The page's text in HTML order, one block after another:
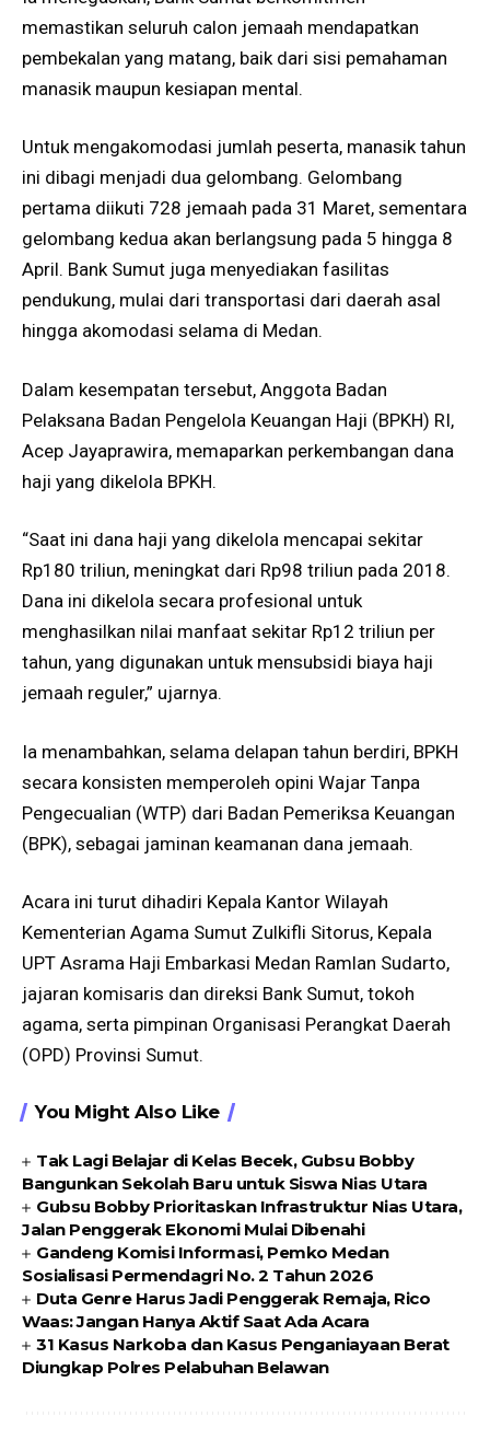
memastikan seluruh calon jemaah mendapatkan
pembekalan yang matang, baik dari sisi pemahaman
manasik maupun kesiapan mental.
Untuk mengakomodasi jumlah peserta, manasik tahun
ini dibagi menjadi dua gelombang. Gelombang
pertama diikuti 728 jemaah pada 31 Maret, sementara
gelombang kedua akan berlangsung pada 5 hingga 8
April. Bank Sumut juga menyediakan fasilitas
pendukung, mulai dari transportasi dari daerah asal
hingga akomodasi selama di Medan.
Dalam kesempatan tersebut, Anggota Badan
Pelaksana Badan Pengelola Keuangan Haji (BPKH) RI,
Acep Jayaprawira, memaparkan perkembangan dana
haji yang dikelola BPKH.
“Saat ini dana haji yang dikelola mencapai sekitar
Rp180 triliun, meningkat dari Rp98 triliun pada 2018.
Dana ini dikelola secara profesional untuk
menghasilkan nilai manfaat sekitar Rp12 triliun per
tahun, yang digunakan untuk mensubsidi biaya haji
jemaah reguler,” ujarnya.
Ia menambahkan, selama delapan tahun berdiri, BPKH
secara konsisten memperoleh opini Wajar Tanpa
Pengecualian (WTP) dari Badan Pemeriksa Keuangan
(BPK), sebagai jaminan keamanan dana jemaah.
Acara ini turut dihadiri Kepala Kantor Wilayah
Kementerian Agama Sumut Zulkifli Sitorus, Kepala
UPT Asrama Haji Embarkasi Medan Ramlan Sudarto,
jajaran komisaris dan direksi Bank Sumut, tokoh
agama, serta pimpinan Organisasi Perangkat Daerah
(OPD) Provinsi Sumut.
You Might Also Like
Tak Lagi Belajar di Kelas Becek, Gubsu Bobby
Bangunkan Sekolah Baru untuk Siswa Nias Utara
Gubsu Bobby Prioritaskan Infrastruktur Nias Utara,
Jalan Penggerak Ekonomi Mulai Dibenahi
Gandeng Komisi Informasi, Pemko Medan
Sosialisasi Permendagri No. 2 Tahun 2026
Duta Genre Harus Jadi Penggerak Remaja, Rico
Waas: Jangan Hanya Aktif Saat Ada Acara
31 Kasus Narkoba dan Kasus Penganiayaan Berat
Diungkap Polres Pelabuhan Belawan